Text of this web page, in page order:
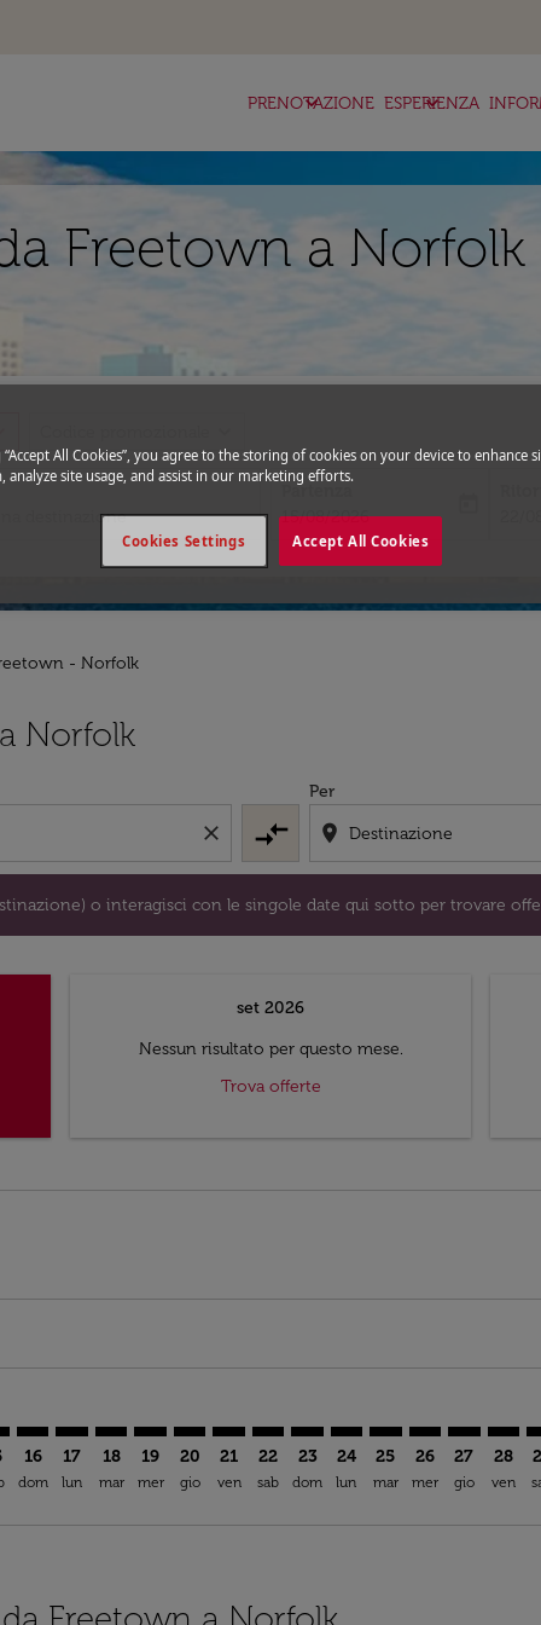
PRENOTAZIONE
keyboard_arrow_down ESPERIENZA
keyboard_arrow_down
Freetown a
Partenza
fc-booking-departure-date-aria-
15/08/2026
fc-
- Norfolk
Norfolk
close compare_arrows
Per
location_on
o interagisci con le singole date qui sotto per trovare
destinazione) o interagisci con le singole date qui sotto
set 2026
Nessun risultato per questo mese.
Trova offerte
16
dom
17
lun
18
mar
19
mer
20
gio
FNA–ORF: cmp-view-offers-
21
ven
FNA–ORF: cmp-view-offers-
22
sab
FNA–ORF: cmp-view-
23
dom
FNA–ORF: cmp-view-
24
lun
FNA–ORF: cmp-
25
mar
FNA–ORF:
26
mer
27
gio
28
ven
“Accept All Cookies”, you agree to the storing of cookies on your device to enhance
analyze site usage, and assist in our marketing efforts.
Accept All Cookies
Cookies Settings